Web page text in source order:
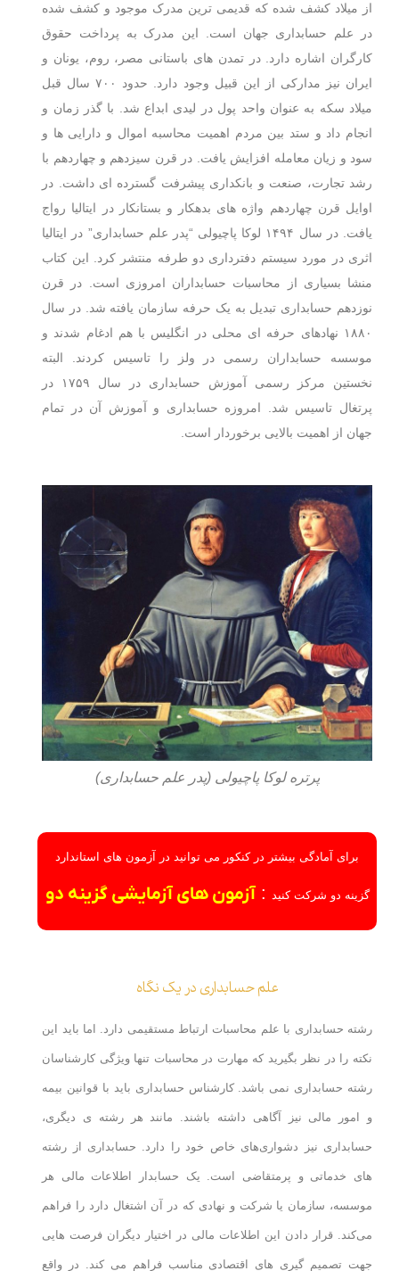
از میلاد کشف شده که قدیمی ترین مدرک موجود و کشف شده
در علم حسابداری جهان است. این مدرک به پرداخت حقوق
کارگران اشاره دارد. در تمدن های باستانی مصر، روم، یونان و
ایران نیز مدارکی از این قبیل وجود دارد. حدود ۷۰۰ سال قبل
میلاد سکه به عنوان واحد پول در لیدی ابداع شد. با گذر زمان و
انجام داد و ستد بین مردم اهمیت محاسبه اموال و دارایی ها و
سود و زیان معامله افزایش یافت. در قرن سیزدهم و چهاردهم با
رشد تجارت، صنعت و بانکداری پیشرفت گسترده ای داشت. در
اوایل قرن چهاردهم واژه های بدهکار و بستانکار در ایتالیا رواج
یافت. در سال ۱۴۹۴ لوکا پاچیولی “پدر علم حسابداری” در ایتالیا
اثری در مورد سیستم دفترداری دو طرفه منتشر کرد. این کتاب
منشا بسیاری از محاسبات حسابداران امروزی است. در قرن
نوزدهم حسابداری تبدیل به یک حرفه سازمان یافته شد. در سال
۱۸۸۰ نهادهای حرفه ای محلی در انگلیس با هم ادغام شدند و
موسسه حسابداران رسمی در ولز را تاسیس کردند. البته
نخستین مرکز رسمی آموزش حسابداری در سال ۱۷۵۹ در
پرتغال تاسیس شد. امروزه حسابداری و آموزش آن در تمام
جهان از اهمیت بالایی برخوردار است.
پرتره لوکا پاچیولی (پدر علم حسابداری)
برای آمادگی بیشتر در کنکور می توانید در آزمون های استاندارد
گزینه دو شرکت کنید :آزمون های آزمایشی گزینه دو
علم حسابداری در یک نگاه
رشته حسابداری با علم محاسبات ارتباط مستقیمی دارد. اما باید این
نکته را در نظر بگیرید که مهارت در محاسبات تنها ویژگی کارشناسان
رشته حسابداری نمی باشد. کارشناس حسابداری باید با قوانین بیمه
و امور مالی نیز آگاهی داشته باشند. مانند هر رشته ی دیگری،
حسابداری نیز دشواری‌های خاص خود را دارد. حسابداری از رشته
های خدماتی و پرمتقاضی است. یک حسابدار اطلاعات مالی هر
موسسه، سازمان یا شرکت و نهادی که در آن اشتغال دارد را فراهم
می‌کند. قرار دادن این اطلاعات مالی در اختیار دیگران فرصت هایی
جهت تصمیم گیری های اقتصادی مناسب فراهم می کند. در واقع